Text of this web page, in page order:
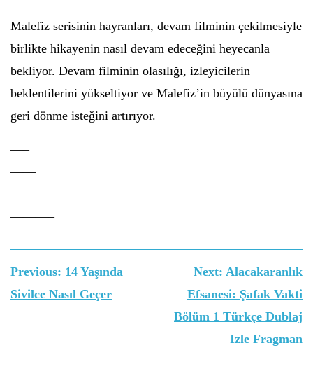
Malefiz serisinin hayranları, devam filminin çekilmesiyle
birlikte hikayenin nasıl devam edeceğini heyecanla
bekliyor. Devam filminin olasılığı, izleyicilerin
beklentilerini yükseltiyor ve Malefiz’in büyülü dünyasına
geri dönme isteğini artırıyor.
—–
——
—
———–
Yazı
gezinmesi
Previous: 14 Yaşında
Sivilce Nasıl Geçer
Next: Alacakaranlık
Efsanesi: Şafak Vakti
Bölüm 1 Türkçe Dublaj
Izle Fragman